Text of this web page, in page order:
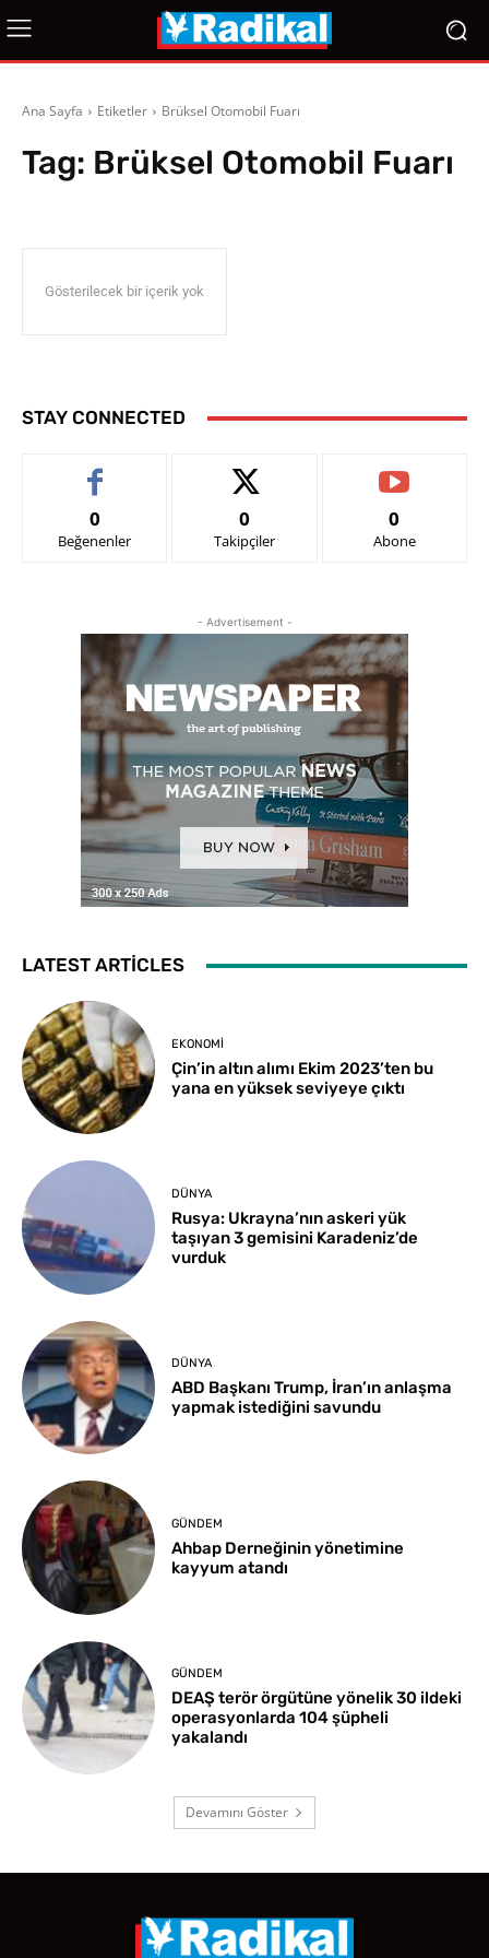
Ana Sayfa Etiketler Brüksel Otomobil Fuarı
Tag: Brüksel Otomobil Fuarı
Gösterilecek bir içerik yok
STAY CONNECTED
0
Beğenenler
0
Takipçiler
0
Abone
- Advertisement -
LATEST ARTICLES
EKONOMI
Çin’in altın alımı Ekim 2023’ten bu
yana en yüksek seviyeye çıktı
DÜNYA
Rusya: Ukrayna’nın askeri yük
taşıyan 3 gemisini Karadeniz’de
vurduk
DÜNYA
ABD Başkanı Trump, İran’ın anlaşma
yapmak istediğini savundu
GÜNDEM
Ahbap Derneğinin yönetimine
kayyum atandı
GÜNDEM
DEAŞ terör örgütüne yönelik 30 ildeki
operasyonlarda 104 şüpheli
yakalandı
Devamını Göster